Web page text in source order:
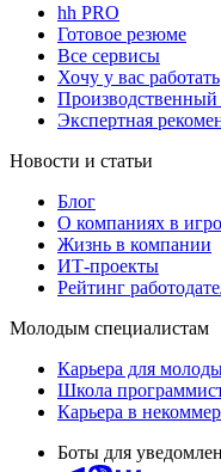
hh PRO
Готовое резюме
Все сервисы
Хочу у вас работать
Производственный
Экспертная
Новости и статьи
Блог
О компаниях в
Жизнь в компании
ИТ-проекты
Рейтинг
Молодым специалистам
Карьера для
Школа
Карьера в
Боты для